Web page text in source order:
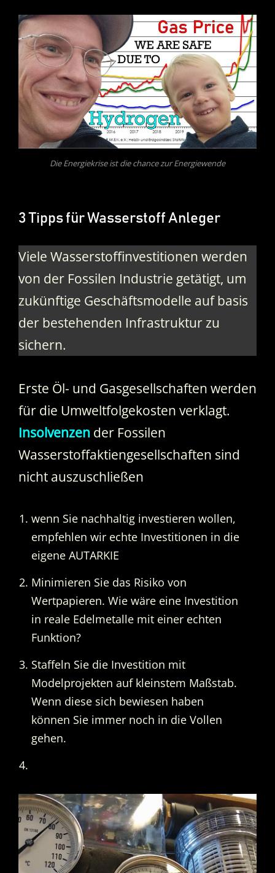
Die Energiekrise ist die chance zur Energiewende
3 Tipps für Wasserstoff Anleger
Viele Wasserstoffinvestitionen werden
von der Fossilen Industrie getätigt, um
zukünftige Geschäftsmodelle auf basis
der bestehenden Infrastruktur zu
sichern.
Erste Öl- und Gasgesellschaften werden
für die Umweltfolgekosten verklagt.
Insolvenzen der Fossilen
Wasserstoffaktiengesellschaften sind
nicht auszuschließen
wenn Sie nachhaltig investieren wollen,
empfehlen wir echte Investitionen in die
eigene AUTARKIE
Minimieren Sie das Risiko von
Wertpapieren. Wie wäre eine Investition
in reale Edelmetalle mit einer echten
Funktion?
Staffeln Sie die Investition mit
Modelprojekten auf kleinstem Maßstab.
Wenn diese sich bewiesen haben
können Sie immer noch in die Vollen
gehen.